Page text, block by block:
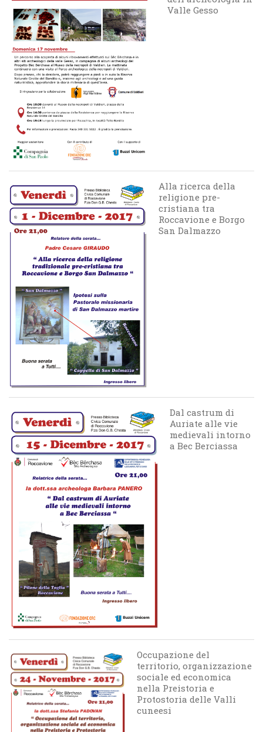
Valle Gesso
Alla ricerca della
religione pre-
cristiana tra
Roccavione e Borgo
San Dalmazzo
Dal castrum di
Auriate alle vie
medievali intorno
a Bec Berciassa
Occupazione del
territorio, organizzazione
sociale ed economica
nella Preistoria e
Protostoria delle Valli
cuneesi